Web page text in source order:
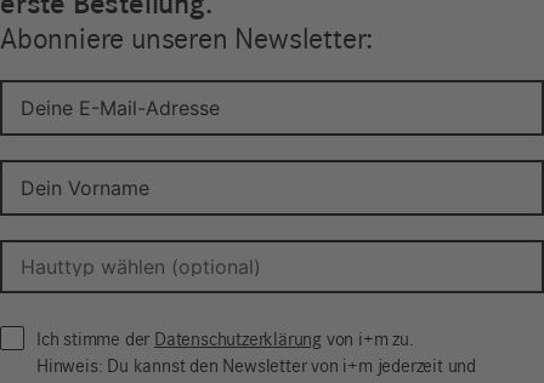
Abonniere unseren Newsletter:
Ich stimme der Datenschutzerklärung von i+m zu.
Hinweis: Du kannst den Newsletter von i+m jederzeit und